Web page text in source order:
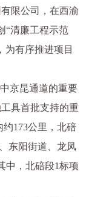
限公司，在西渝
“清廉工程示范
为有序推进项目
京昆通道的重要
具首批支持的重
约173公里，北碚
东阳街道、龙凤
中，北碚段1标项